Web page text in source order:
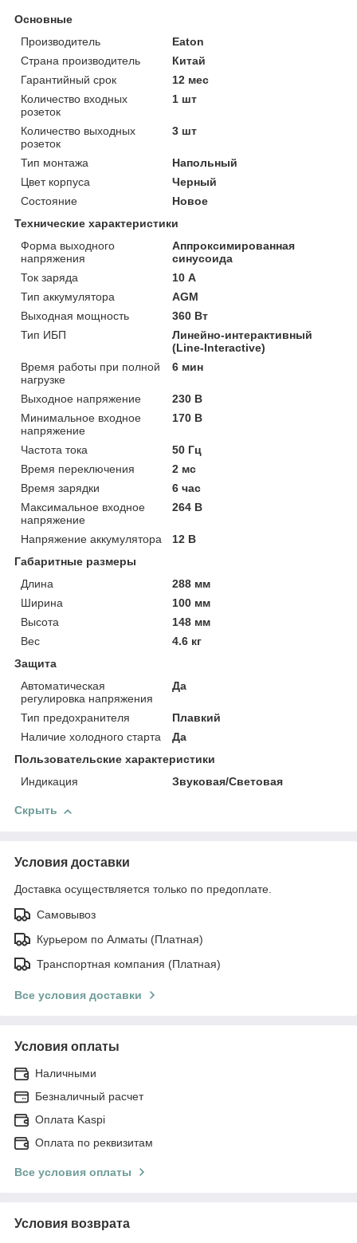
Основные
Производитель
Eaton
Страна производитель
Китай
Гарантийный срок
12 мес
Количество входных
розеток
1 шт
Количество выходных
розеток
3 шт
Тип монтажа
Напольный
Цвет корпуса
Черный
Состояние
Новое
Технические характеристики
Форма выходного
напряжения
Аппроксимированная
синусоида
Ток заряда
10 А
Тип аккумулятора
AGM
Выходная мощность
360 Вт
Тип ИБП
Линейно-интерактивный
(Line-Interactive)
Время работы при полной
нагрузке
6 мин
Выходное напряжение
230 В
Минимальное входное
напряжение
170 В
Частота тока
50 Гц
Время переключения
2 мс
Время зарядки
6 час
Максимальное входное
напряжение
264 В
Напряжение аккумулятора
12 В
Габаритные размеры
Длина
288 мм
Ширина
100 мм
Высота
148 мм
Вес
4.6 кг
Защита
Автоматическая
регулировка напряжения
Да
Тип предохранителя
Плавкий
Наличие холодного старта
Да
Пользовательские характеристики
Индикация
Звуковая/Световая
Скрыть
Условия доставки
Доставка осуществляется только по предоплате.
Самовывоз
Курьером по Алматы (Платная)
Транспортная компания (Платная)
Все условия доставки
Условия оплаты
Наличными
Безналичный расчет
Оплата Kaspi
Оплата по реквизитам
Все условия оплаты
Условия возврата